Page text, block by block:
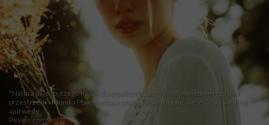
"Natura daje to, czego najbardziej potrzebujemy w odpowiednim czasie i
przestrzeni". Monika Ptak-Korbacz o tym, jak wzmocnić się jesienią według
ajurwedy
Pexels.com